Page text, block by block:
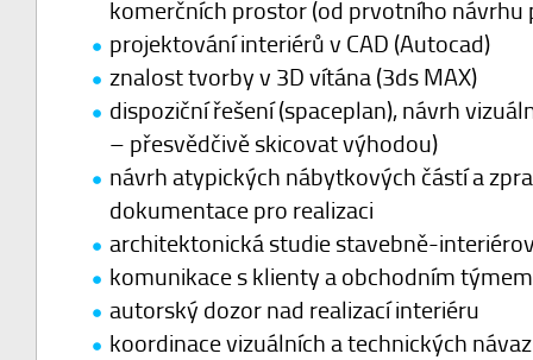
komerčních prostor (od prvotního návrhu
projektování interiérů v CAD (Autocad)
znalost tvorby v 3D vítána (3ds MAX)
dispoziční řešení (spaceplan), návrh
– přesvědčivě skicovat výhodou)
návrh atypických nábytkových částí a
dokumentace pro realizaci
architektonická studie stavebně-
komunikace s klienty a obchodním týmem
autorský dozor nad realizací interiéru
koordinace vizuálních a technických